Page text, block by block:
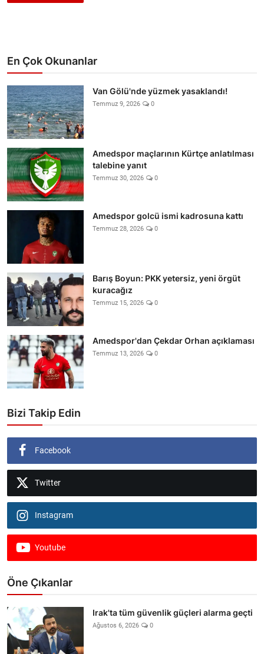
En Çok Okunanlar
Van Gölü'nde yüzmek yasaklandı!
Temmuz 9, 2026 0
Amedspor maçlarının Kürtçe anlatılması
talebine yanıt
Temmuz 30, 2026 0
Amedspor golcü ismi kadrosuna kattı
Temmuz 28, 2026 0
Barış Boyun: PKK yetersiz, yeni örgüt
kuracağız
Temmuz 15, 2026 0
Amedspor'dan Çekdar Orhan açıklaması
Temmuz 13, 2026 0
Bizi Takip Edin
Facebook
Twitter
Instagram
Youtube
Öne Çıkanlar
Irak'ta tüm güvenlik güçleri alarma geçti
Ağustos 6, 2026 0